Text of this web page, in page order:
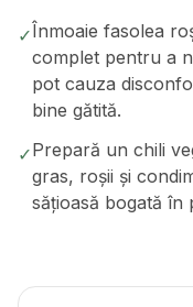
✓Înmoaie fasolea
complet pentru a
pot cauza
bine gătită.
✓Prepară un chili
gras, roșii și
sățioasă bogată în